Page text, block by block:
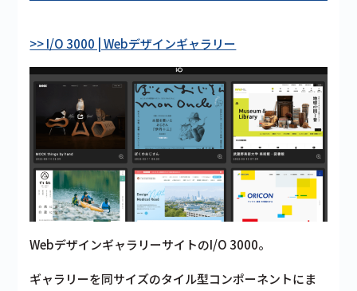
>> I/O 3000 | Webデザインギャラリー
WebデザインギャラリーサイトのI/O 3000。
ギャラリーを同サイズのタイル型コンポーネントにま